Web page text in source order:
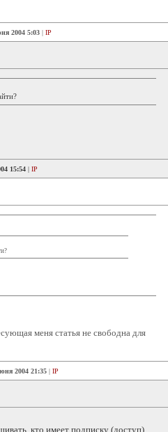
2004 5:03 | IP
15:54 | IP
меня статья не свободна для
2004 21:35 | IP
кто имеет подписку (доступ).